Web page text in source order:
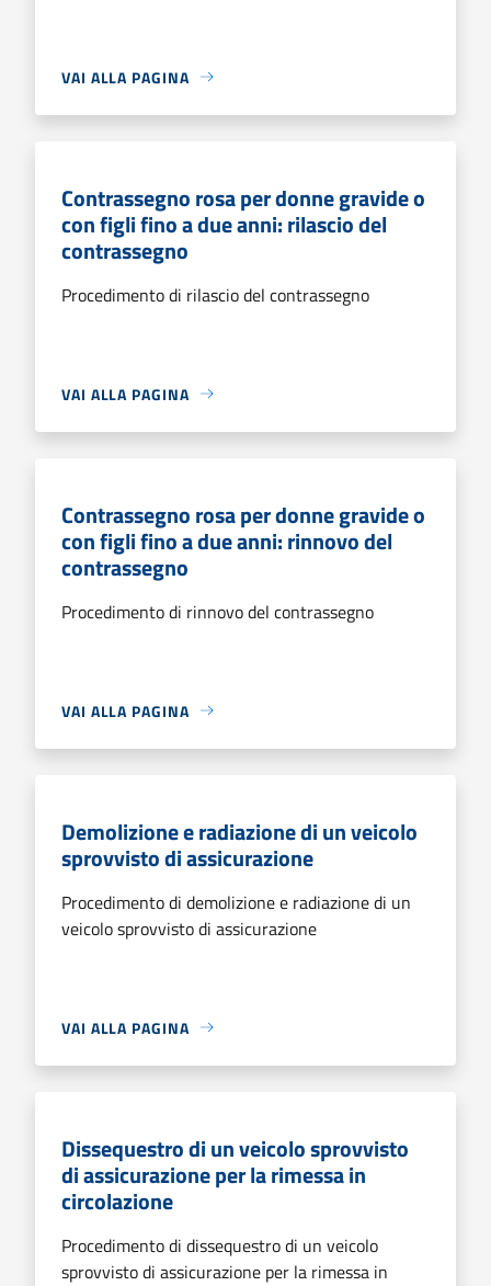
VAI ALLA PAGINA
Contrassegno rosa per donne gravide o
con figli fino a due anni: rilascio del
contrassegno
Procedimento di rilascio del contrassegno
VAI ALLA PAGINA
Contrassegno rosa per donne gravide o
con figli fino a due anni: rinnovo del
contrassegno
Procedimento di rinnovo del contrassegno
VAI ALLA PAGINA
Demolizione e radiazione di un veicolo
sprovvisto di assicurazione
Procedimento di demolizione e radiazione di un
veicolo sprovvisto di assicurazione
VAI ALLA PAGINA
Dissequestro di un veicolo sprovvisto
di assicurazione per la rimessa in
circolazione
Procedimento di dissequestro di un veicolo
sprovvisto di assicurazione per la rimessa in